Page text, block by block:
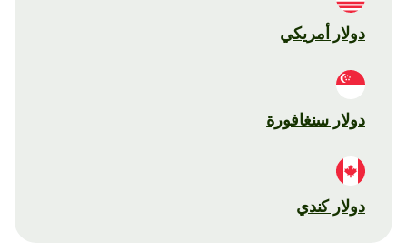
دولار أمريكي
دولار سنغافورة
دولار كندي